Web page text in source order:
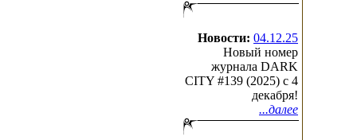
Новости: 04.12.25
Новый номер
журнала DARK
CITY #139 (2025) c 4
декабря!
...далее